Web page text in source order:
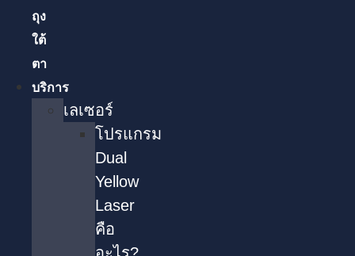
ถุง
ใต้
ตา
บริการ
เลเซอร์
โปรแกรม
Dual
Yellow
Laser
คือ